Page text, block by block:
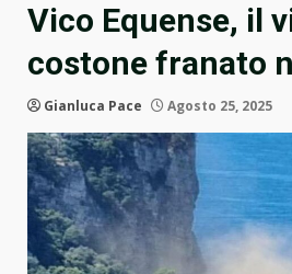
Vico Equense, il
costone franato
Gianluca Pace Agosto 25, 2025